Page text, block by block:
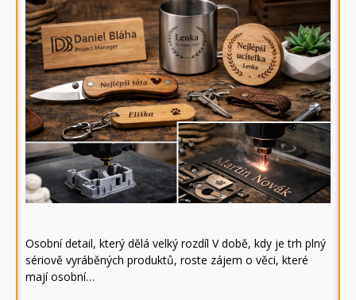
Osobní detail, který dělá velký rozdíl V době, kdy je trh plný
sériově vyráběných produktů, roste zájem o věci, které
mají osobní…